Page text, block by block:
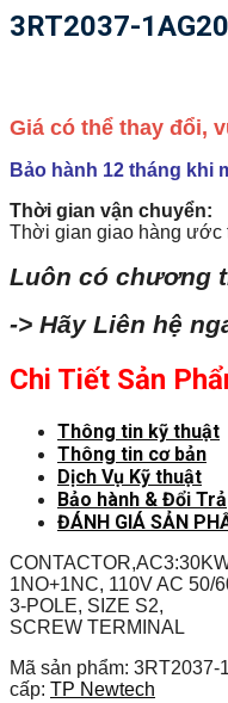
3RT2037-1AG20
Giá có thể thay đổi,
Bảo hành 12 tháng khi
Thời gian vận chuyển:
Thời gian giao hàng ước
Luôn có chương
-> Hãy Liên hệ
Chi Tiết Sản
Thông tin kỹ thuật
Thông tin cơ bản
Dịch Vụ Kỹ thuật
Bảo hành & Đổi Trả
ĐÁNH GIÁ SẢN
1NO+1NC, 110V AC 50/
3-POLE, SIZE S2,
SCREW TERMINAL
Mã sản phẩm: 3RT2037-
cấp: TP Newtech